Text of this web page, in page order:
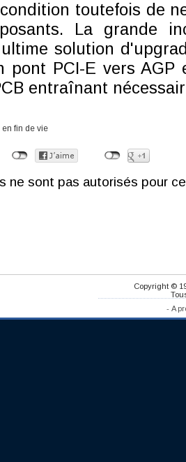
toutefois de
La grande
solution
pont PCI-E vers AGP
entraînant
fin de vie
ne sont pas autorisés pour
Copyright ©
- A